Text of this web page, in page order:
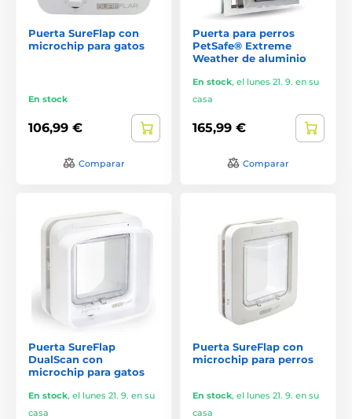
Puerta SureFlap con
microchip para gatos
En stock
106,99 €
Comparar
Puerta para perros
PetSafe® Extreme
Weather de aluminio
En stock, el lunes 21. 9. en su
casa
165,99 €
Comparar
Puerta SureFlap
DualScan con
microchip para gatos
En stock, el lunes 21. 9. en su
casa
Puerta SureFlap con
microchip para perros
En stock, el lunes 21. 9. en su
casa